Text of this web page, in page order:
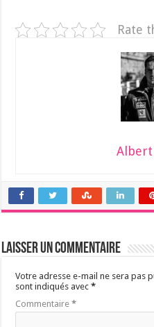
Rate
Albert
Laisser un commentaire
Votre adresse e-mail ne sera pas
sont indiqués avec*
Commentaire*